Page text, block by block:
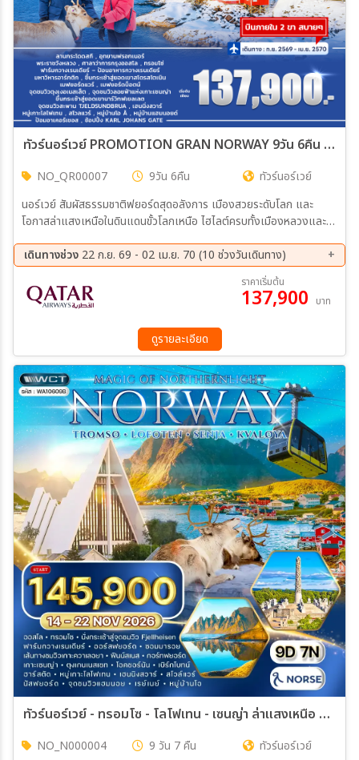
ทัวร์นอร์เวย์ PROMOTION GRAN NORWAY 9วัน 6คืน (QR)
NO_QR00007 9วัน 6คืน
ทัวร์นอร์เวย์
นอร์เวย์ สัมผัสธรรมชาติฟยอร์ดสุดอลังการ เมืองสวยระดับโลก และ
โอกาสล่าแสงเหนือในดินแดนขั้วโลกเหนือ ไฮไลต์ครบทั้งเมืองหลวงและ
เดินทางช่วง 22 ก.ย. 69 - 02 เม.ย. 70 (10 ช่วงวันเดินทาง)
10 ต.ค. 69 - 18 ต.ค. 69
22 ต.ค. 69 - 30 ต.ค. 69
21 พ.ย. 69 - 29 พ.ย. 69
05 ธ.ค. 69 - 13 ธ.ค. 69
19 ธ.ค. 69 - 27 ธ.ค. 69
16 ก.พ. 70 - 24 ก.พ. 70
25 ก.ค. 70 - 02 ส.ค. 70
ราคาเริ่มต้น
137,900 บาท
ดูรายละเอียด
ทัวร์นอร์เวย์ - ทรอมโซ - โลโฟเทน - เซนญ่า ล่าแสงเหนือ 9 วัน 14 - 22 NOV 2026
NO_N000004 9 วัน 7 คืน
ทัวร์นอร์เวย์